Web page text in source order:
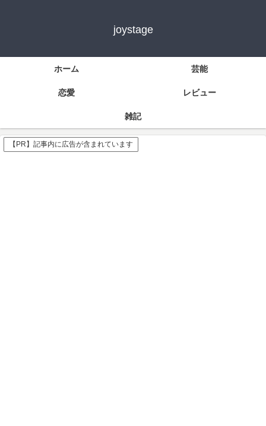
joystage
ホーム 芸能
恋愛 レビュー
雑記
【PR】記事内に広告が含まれています